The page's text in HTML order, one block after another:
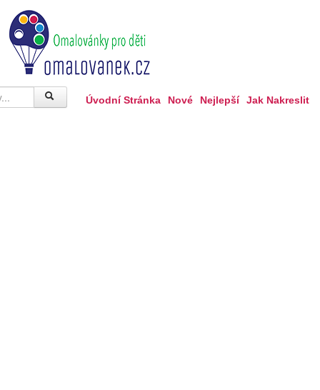
Úvodní Stránka Nové Nejlepší Jak Nakreslit